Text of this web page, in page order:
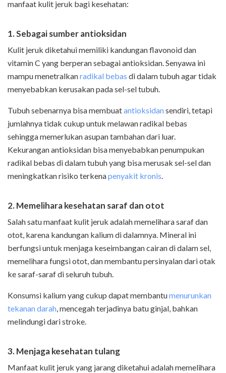
manfaat kulit jeruk bagi kesehatan:
1. Sebagai sumber antioksidan
Kulit jeruk diketahui memiliki kandungan flavonoid dan
vitamin C yang berperan sebagai antioksidan. Senyawa ini
mampu menetralkanradikal bebas di dalam tubuh agar tidak
menyebabkan kerusakan pada sel-sel tubuh.
Tubuh sebenarnya bisa membuatantioksidansendiri, tetapi
jumlahnya tidak cukup untuk melawan radikal bebas
sehingga memerlukan asupan tambahan dari luar.
Kekurangan antioksidan bisa menyebabkan penumpukan
radikal bebas di dalam tubuh yang bisa merusak sel-sel dan
meningkatkan risiko terkenapenyakit kronis.
2. Memelihara kesehatan saraf dan otot
Salah satu manfaat kulit jeruk adalah memelihara saraf dan
otot, karena kandungan kalium di dalamnya. Mineral ini
berfungsi untuk menjaga keseimbangan cairan di dalam sel,
memelihara fungsi otot, dan membantu persinyalan dari otak
ke saraf-saraf di seluruh tubuh.
Konsumsi kalium yang cukup dapat membantumenurunkan
tekanan darah, mencegah terjadinya batu ginjal, bahkan
melindungi dari stroke.
3. Menjaga kesehatan tulang
Manfaat kulit jeruk yang jarang diketahui adalah memelihara